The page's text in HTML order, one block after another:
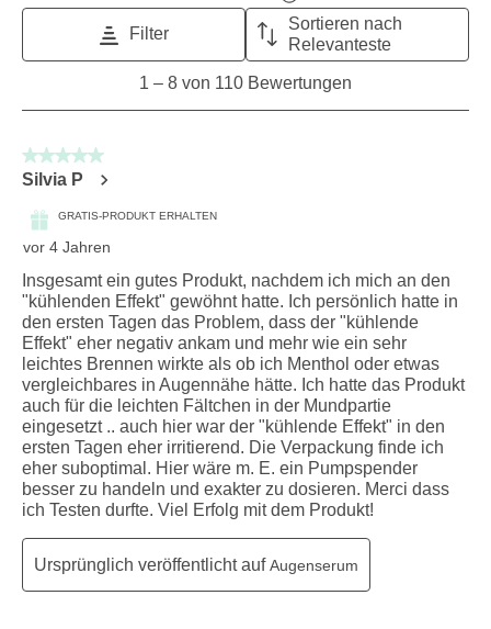
Filter
Sortieren nach
Relevanteste
von
110
1 – 8 von 110 Bewertungen
5 von 5 Sternen.
Silvia P
GRATIS-PRODUKT ERHALTEN
vor 4 Jahren
Insgesamt ein gutes Produkt, nachdem ich mich an den
"kühlenden Effekt" gewöhnt hatte. Ich persönlich hatte in
den ersten Tagen das Problem, dass der "kühlende
Effekt" eher negativ ankam und mehr wie ein sehr
leichtes Brennen wirkte als ob ich Menthol oder etwas
vergleichbares in Augennähe hätte. Ich hatte das Produkt
auch für die leichten Fältchen in der Mundpartie
eingesetzt .. auch hier war der "kühlende Effekt" in den
ersten Tagen eher irritierend. Die Verpackung finde ich
eher suboptimal. Hier wäre m. E. ein Pumpspender
besser zu handeln und exakter zu dosieren. Merci dass
ich Testen durfte. Viel Erfolg mit dem Produkt!
Ursprünglich veröffentlicht aufAugenserum